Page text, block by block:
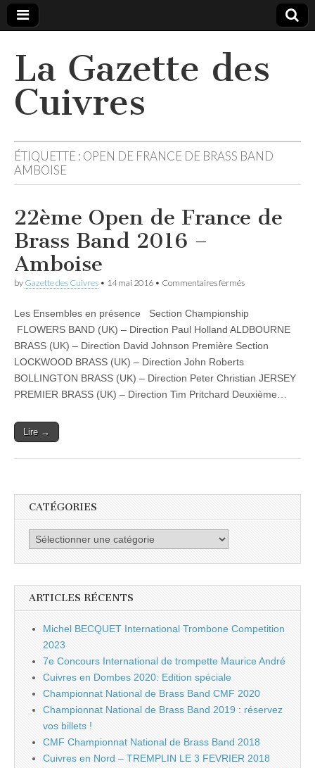
La Gazette des
Cuivres
ÉTIQUETTE : OPEN DE FRANCE DE BRASS BAND
AMBOISE
22ème Open de France de
Brass Band 2016 –
Amboise
by Gazette des Cuivres • 14 mai 2016 • Commentaires ferméssur
de
France
Brass
2016
–
Amboise
Les Ensembles en présence Section Championship
FLOWERS BAND (UK) – Direction Paul Holland ALDBOURNE
BRASS (UK) – Direction David Johnson Première Section
LOCKWOOD BRASS (UK) – Direction John Roberts
BOLLINGTON BRASS (UK) – Direction Peter Christian JERSEY
PREMIER BRASS (UK) – Direction Tim Pritchard Deuxième…
Lire →
CATÉGORIES
Catégories
ARTICLES RÉCENTS
Michel BECQUET International Trombone Competition
2023
7e Concours International de trompette Maurice André
Cuivres en Dombes 2020: Edition spéciale
Championnat National de Brass Band CMF 2020
Championnat National de Brass Band 2019 : réservez
vos billets !
CMF Championnat National de Brass Band 2018
Cuivres en Nord – TREMPLIN LE 3 FEVRIER 2018